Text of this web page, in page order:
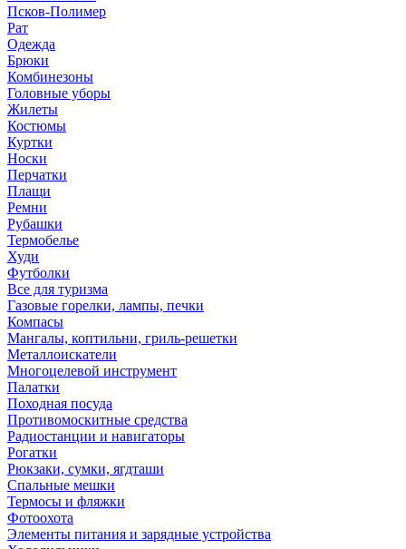
Псков-Полимер
Рат
Одежда
Брюки
Комбинезоны
Головные уборы
Жилеты
Костюмы
Куртки
Носки
Перчатки
Плащи
Ремни
Рубашки
Термобелье
Худи
Футболки
Все для туризма
Газовые горелки, лампы, печки
Компасы
Мангалы, коптильни, гриль-решетки
Металлоискатели
Многоцелевой инструмент
Палатки
Походная посуда
Противомоскитные средства
Радиостанции и навигаторы
Рогатки
Рюкзаки, сумки, ягдташи
Спальные мешки
Термосы и фляжки
Фотоохота
Элементы питания и зарядные устройства